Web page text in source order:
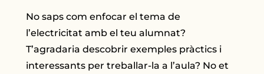
No saps com enfocar el tema de
l’electricitat amb el teu alumnat?
T’agradaria descobrir exemples pràctics i
interessants per treballar-la a l’aula? No et